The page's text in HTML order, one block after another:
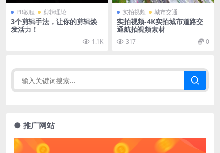
PR教程 剪辑理论
3个剪辑手法，让你的剪辑焕
发活力！
1.1K
实拍视频 城市交通
实拍视频-4K实拍城市道路交
通航拍视频素材
317 0
● 推广网站